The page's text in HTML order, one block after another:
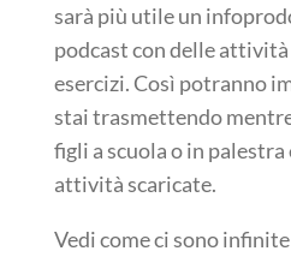
sarà più utile un
podcast con delle
esercizi. Così potranno
stai trasmettendo
figli a scuola o in
attività scaricate.
Vedi come ci sono